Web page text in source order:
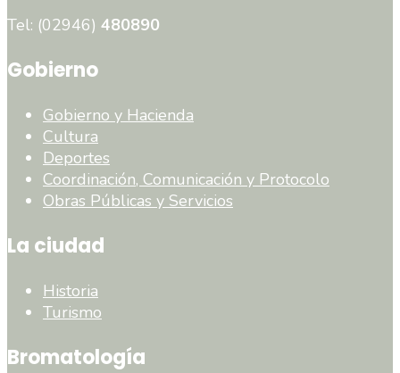
Tel: (02946) 480890
Gobierno
Gobierno y Hacienda
Cultura
Deportes
Coordinación, Comunicación y Protocolo
Obras Públicas y Servicios
La ciudad
Historia
Turismo
Bromatología